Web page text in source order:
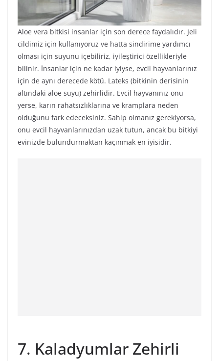
Aloe vera bitkisi insanlar için son derece faydalıdır. Jeli
cildimiz için kullanıyoruz ve hatta sindirime yardımcı
olması için suyunu içebiliriz, iyileştirici özellikleriyle
bilinir. İnsanlar için ne kadar iyiyse, evcil hayvanlarınız
için de aynı derecede kötü. Lateks (bitkinin derisinin
altındaki aloe suyu) zehirlidir. Evcil hayvanınız onu
yerse, karın rahatsızlıklarına ve kramplara neden
olduğunu fark edeceksiniz. Sahip olmanız gerekiyorsa,
onu evcil hayvanlarınızdan uzak tutun, ancak bu bitkiyi
evinizde bulundurmaktan kaçınmak en iyisidir.
7. Kaladyumlar Zehirli